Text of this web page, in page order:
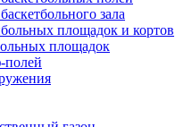
зала
площадок и кортов
площадок
полей